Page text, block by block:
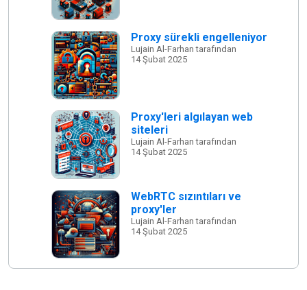
Proxy sürekli engelleniyor
Lujain Al-Farhan tarafından
14 Şubat 2025
Proxy'leri algılayan web
siteleri
Lujain Al-Farhan tarafından
14 Şubat 2025
WebRTC sızıntıları ve
proxy'ler
Lujain Al-Farhan tarafından
14 Şubat 2025